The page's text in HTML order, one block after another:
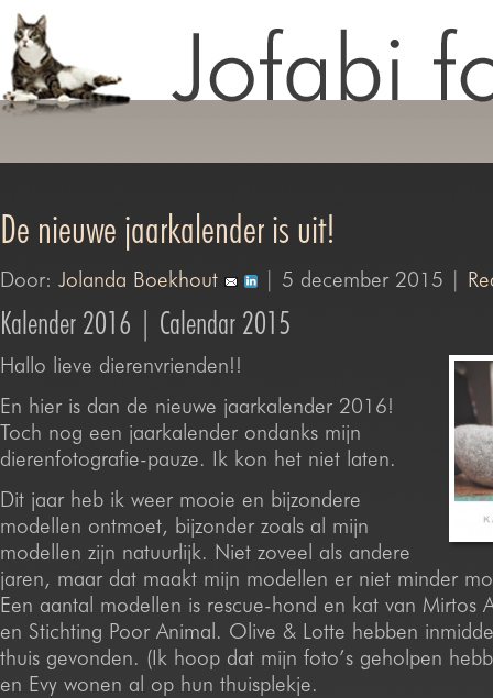
De nieuwe jaarkalender is uit!
Door: Jolanda Boekhout | 5 december 2015 |
Kalender 2016 | Calendar 2015
Hallo lieve dierenvrienden!!
En hier is dan de nieuwe jaarkalender 2016!
Toch nog een jaarkalender ondanks mijn
dierenfotografie-pauze. Ik kon het niet laten.
Dit jaar heb ik weer mooie en bijzondere
modellen ontmoet, bijzonder zoals al mijn
modellen zijn natuurlijk. Niet zoveel als andere
jaren, maar dat maakt mijn modellen er niet minder
Een aantal modellen is rescue-hond en kat van Mirtos
en Stichting Poor Animal. Olive & Lotte hebben
thuis gevonden. (Ik hoop dat mijn foto’s geholpen
en Evy wonen al op hun thuisplekje.